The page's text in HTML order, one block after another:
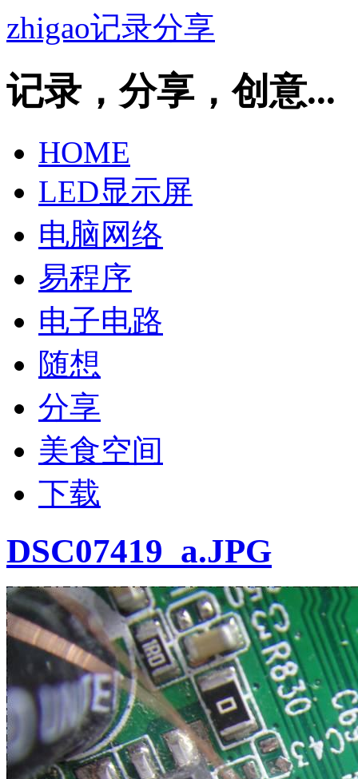
zhigao记录分享
记录，分享，创意...
HOME
LED显示屏
电脑网络
易程序
电子电路
随想
分享
美食空间
下载
DSC07419_a.JPG